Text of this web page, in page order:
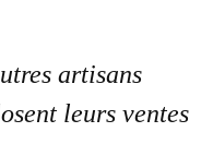
artisans
leurs ventes